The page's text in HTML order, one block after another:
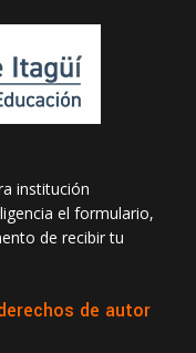
institución
el formulario,
de recibir tu
de autor